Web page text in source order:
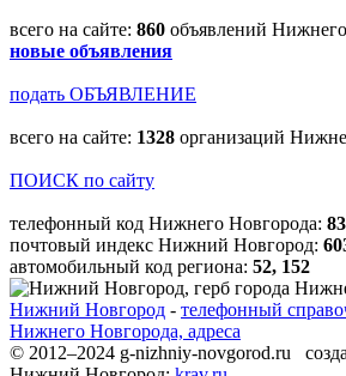
всего на сайте: 860 объявлений
новые объявления
подать ОБЪЯВЛЕНИЕ
всего на сайте: 1328 организаций
ПОИСК по сайту
телефонный код Нижнего Новгорода:
почтовый индекс Нижний Новгород:
автомобильный код региона: 52, 152
Нижний Новгород - телефонный
Нижнего Новгорода, адреса
© 2012–2024 g-nizhniy-novgorod.ru